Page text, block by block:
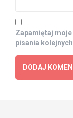
Zapamiętaj
pisania